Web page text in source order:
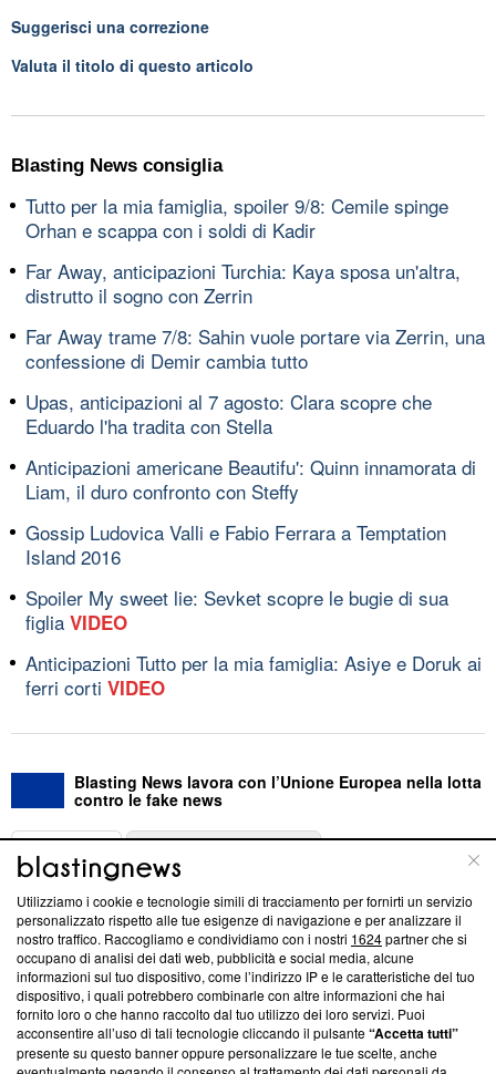
Suggerisci una correzione
Valuta il titolo di questo articolo
Blasting News consiglia
Tutto per la mia famiglia, spoiler 9/8: Cemile spinge
Orhan e scappa con i soldi di Kadir
Far Away, anticipazioni Turchia: Kaya sposa un'altra,
distrutto il sogno con Zerrin
Far Away trame 7/8: Sahin vuole portare via Zerrin, una
confessione di Demir cambia tutto
Upas, anticipazioni al 7 agosto: Clara scopre che
Eduardo l'ha tradita con Stella
Anticipazioni americane Beautifu': Quinn innamorata di
Liam, il duro confronto con Steffy
Gossip Ludovica Valli e Fabio Ferrara a Temptation
Island 2016
Spoiler My sweet lie: Sevket scopre le bugie di sua
figlia VIDEO
Anticipazioni Tutto per la mia famiglia: Asiye e Doruk ai
ferri corti VIDEO
Blasting News lavora con l’Unione Europea nella lotta
contro le fake news
ABOUT
Questa sezione offre informazioni trasparenti su Blasting
News, sui nostri processi editoriali e su come ci impegniamo a
creare news di qualità. Inoltre, afferma la nostra aderenza a
‘Trust Project - News with Integrity’Blasting News non è
ancora membro del programma, ma ha richiesto di farne
parte; Trust Project non ha ancora effettuato una verifica di
conformità agli standard.
Utilizziamo i cookie e tecnologie simili di tracciamento per fornirti un servizio
personalizzato rispetto alle tue esigenze di navigazione e per analizzare il
nostro traffico. Raccogliamo e condividiamo con i nostri 1624partner che si
occupano di analisi dei dati web, pubblicità e social media, alcune
informazioni sul tuo dispositivo, come l’indirizzo IP e le caratteristiche del tuo
dispositivo, i quali potrebbero combinarle con altre informazioni che hai
fornito loro o che hanno raccolto dal tuo utilizzo dei loro servizi. Puoi
acconsentire all’uso di tali tecnologie cliccando il pulsante“Accetta tutti”
presente su questo banner oppure personalizzare le tue scelte, anche